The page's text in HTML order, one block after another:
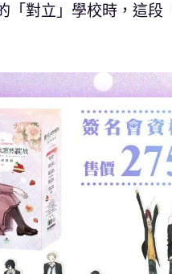
「對立」學校時，這